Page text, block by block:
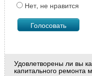
Нет, не нравится
Удовлетворены ли вы
капитального ремонта